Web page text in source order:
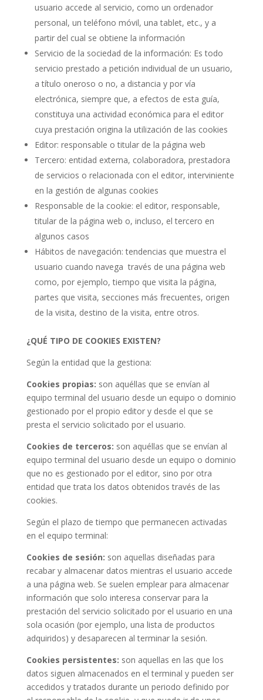
usuario accede al servicio, como un ordenador
personal, un teléfono móvil, una tablet, etc., y a
partir del cual se obtiene la información
Servicio de la sociedad de la información: Es todo
servicio prestado a petición individual de un usuario,
a título oneroso o no, a distancia y por vía
electrónica, siempre que, a efectos de esta guía,
constituya una actividad económica para el editor
cuya prestación origina la utilización de las cookies
Editor: responsable o titular de la página web
Tercero: entidad externa, colaboradora, prestadora
de servicios o relacionada con el editor, interviniente
en la gestión de algunas cookies
Responsable de la cookie: el editor, responsable,
titular de la página web o, incluso, el tercero en
algunos casos
Hábitos de navegación: tendencias que muestra el
usuario cuando navega través de una página web
como, por ejemplo, tiempo que visita la página,
partes que visita, secciones más frecuentes, origen
de la visita, destino de la visita, entre otros.
¿QUÉ TIPO DE COOKIES EXISTEN?
Según la entidad que la gestiona:
Cookies propias: son aquéllas que se envían al
equipo terminal del usuario desde un equipo o dominio
gestionado por el propio editor y desde el que se
presta el servicio solicitado por el usuario.
Cookies de terceros: son aquéllas que se envían al
equipo terminal del usuario desde un equipo o dominio
que no es gestionado por el editor, sino por otra
entidad que trata los datos obtenidos través de las
cookies.
Según el plazo de tiempo que permanecen activadas
en el equipo terminal:
Cookies de sesión: son aquellas diseñadas para
recabar y almacenar datos mientras el usuario accede
a una página web. Se suelen emplear para almacenar
información que solo interesa conservar para la
prestación del servicio solicitado por el usuario en una
sola ocasión (por ejemplo, una lista de productos
adquiridos) y desaparecen al terminar la sesión.
Cookies persistentes: son aquellas en las que los
datos siguen almacenados en el terminal y pueden ser
accedidos y tratados durante un periodo definido por